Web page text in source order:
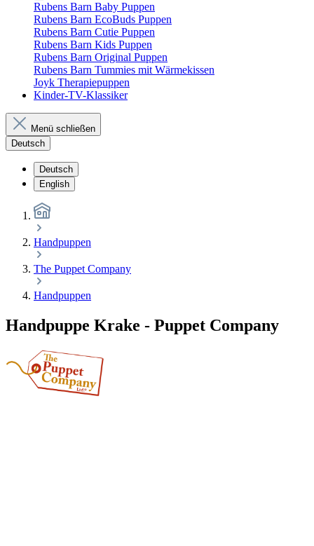
Rubens Barn Baby Puppen
Rubens Barn EcoBuds Puppen
Rubens Barn Cutie Puppen
Rubens Barn Kids Puppen
Rubens Barn Original Puppen
Rubens Barn Tummies mit Wärmekissen
Joyk Therapiepuppen
Kinder-TV-Klassiker
Menü schließen
Deutsch
Deutsch
English
Handpuppen
The Puppet Company
Handpuppen
Handpuppe Krake - Puppet Company